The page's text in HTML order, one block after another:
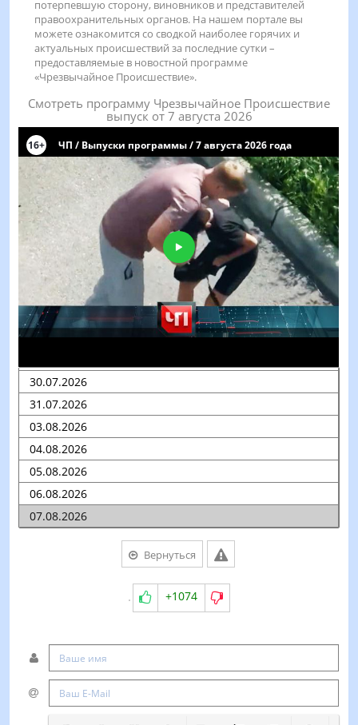
потерпевшую сторону, виновников и представителей
правоохранительных органов. На нашем портале вы
можете ознакомится со сводкой наиболее горячих и
актуальных происшествий за последние сутки –
предоставляемые в новостной программе
«Чрезвычайное Происшествие».
Смотреть программу Чрезвычайное Происшествие
выпуск от 7 августа 2026
Вернуться
+1074